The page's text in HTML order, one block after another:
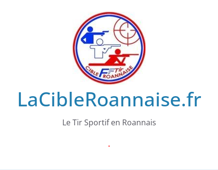
LaCibleRoannaise.fr
Le Tir Sportif en Roannais
.